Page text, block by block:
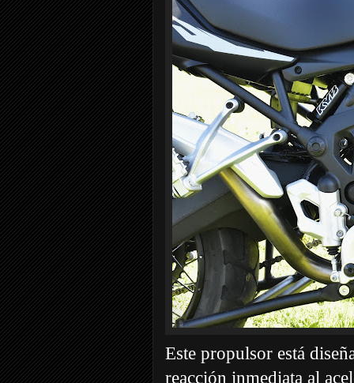
Este propulsor está
reacción inmediata al